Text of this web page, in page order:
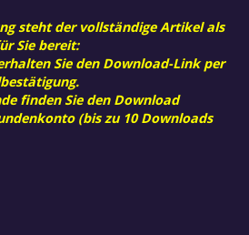
steht der vollständige Artikel als
Sie bereit:
Sie den Download-Link per
finden Sie den Download
(bis zu 10 Downloads